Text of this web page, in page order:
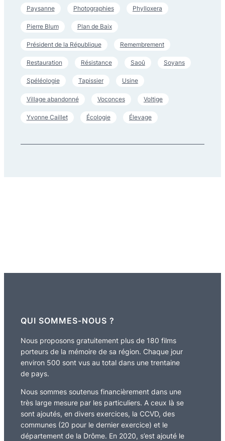
Paysanne Photographies Phylloxera
Pierre Blum Plan de Baix
Président de la République Remembrement
Restauration Résistance Saoû Soyans
Spéléologie Tapissier Usine
Village abandonné Voconces Voltige
Yvonne Caillet Écologie Élevage
QUI SOMMES-NOUS ?
Nous proposons gratuitement plus de 180 films
porteurs de la mémoire de sa région. Chaque jour
environ 500 sont vus au total dans une trentaine
de pays.
Nous sommes soutenus financièrement dans une
très large mesure par les particuliers. A ceux là se
sont ajoutés, en divers exercices, la CCVD, des
communes (20 pour le dernier exercice) et le
département de la Drôme. En 2020, s’est ajouté le